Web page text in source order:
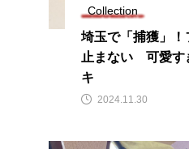
Collection
埼玉で「捕獲」
止まない 可愛す
キ
2024.11.30